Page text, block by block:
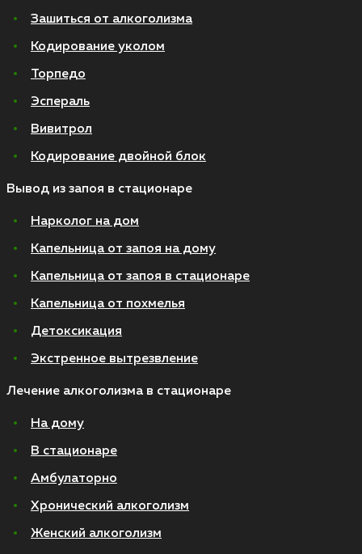
Зашиться от алкоголизма
Кодирование уколом
Торпедо
Эспераль
Вивитрол
Кодирование двойной блок
Вывод из запоя в стационаре
Нарколог на дом
Капельница от запоя на дому
Капельница от запоя в стационаре
Капельница от похмелья
Детоксикация
Экстренное вытрезвление
Лечение алкоголизма в стационаре
На дому
В стационаре
Амбулаторно
Хронический алкоголизм
Женский алкоголизм